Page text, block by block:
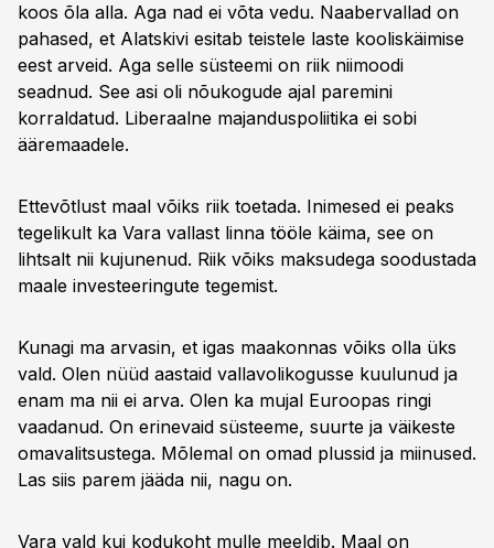
koos õla alla. Aga nad ei võta vedu. Naabervallad on
pahased, et Alatskivi esitab teistele laste kooliskäimise
eest arveid. Aga selle süsteemi on riik niimoodi
seadnud. See asi oli nõukogude ajal paremini
korraldatud. Liberaalne majanduspoliitika ei sobi
ääremaadele.
Ettevõtlust maal võiks riik toetada. Inimesed ei peaks
tegelikult ka Vara vallast linna tööle käima, see on
lihtsalt nii kujunenud. Riik võiks maksudega soodustada
maale investeeringute tegemist.
Kunagi ma arvasin, et igas maakonnas võiks olla üks
vald. Olen nüüd aastaid vallavolikogusse kuulunud ja
enam ma nii ei arva. Olen ka mujal Euroopas ringi
vaadanud. On erinevaid süsteeme, suurte ja väikeste
omavalitsustega. Mõlemal on omad plussid ja miinused.
Las siis parem jääda nii, nagu on.
Vara vald kui kodukoht mulle meeldib. Maal on